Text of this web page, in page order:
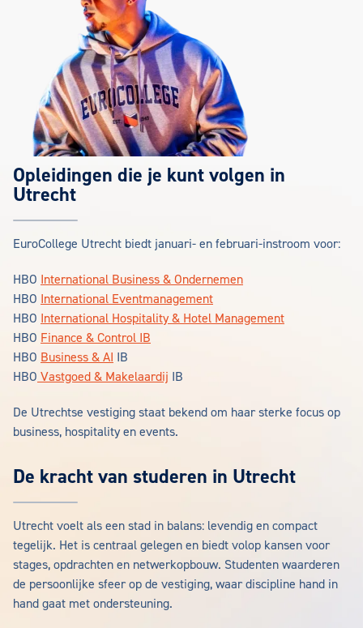
Opleidingen die je kunt volgen in
Utrecht
EuroCollege Utrecht biedt januari- en februari-instroom voor:
HBO International Business & Ondernemen
HBO International Eventmanagement
HBO International Hospitality & Hotel Management
HBO Finance & Control IB
HBO Business & AI IB
HBO Vastgoed & Makelaardij IB
De Utrechtse vestiging staat bekend om haar sterke focus op
business, hospitality en events.
De kracht van studeren in Utrecht
Utrecht voelt als een stad in balans: levendig en compact
tegelijk. Het is centraal gelegen en biedt volop kansen voor
stages, opdrachten en netwerkopbouw. Studenten waarderen
de persoonlijke sfeer op de vestiging, waar discipline hand in
hand gaat met ondersteuning.